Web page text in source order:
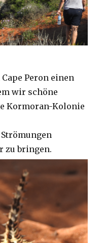
Peron einen
wir schöne
Kormoran-Kolonie
zu bringen.